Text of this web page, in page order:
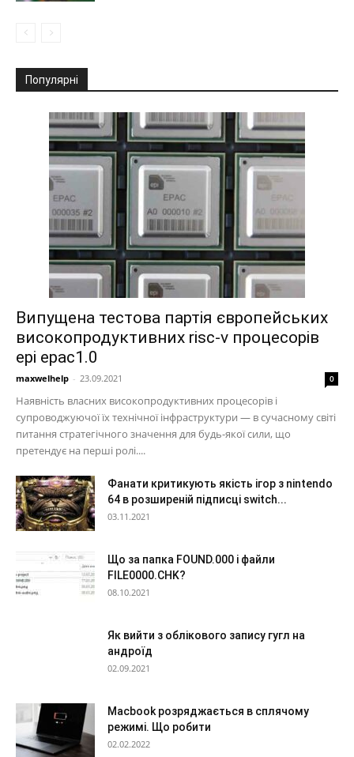
Популярні
Випущена тестова партія європейських
високопродуктивних risc-v процесорів
epi epac1.0
maxwelhelp - 23.09.2021 0
Наявність власних високопродуктивних процесорів і
супроводжуючої їх технічної інфраструктури — в сучасному світі
питання стратегічного значення для будь-якої сили, що
претендує на перші ролі....
Фанати критикують якість ігор з nintendo
64 в розширеній підписці switch...
03.11.2021
Що за папка FOUND.000 і файли
FILE0000.CHK?
08.10.2021
Як вийти з облікового запису гугл на
андроїд
02.09.2021
Macbook розряджається в сплячому
режимі. Що робити
02.02.2022